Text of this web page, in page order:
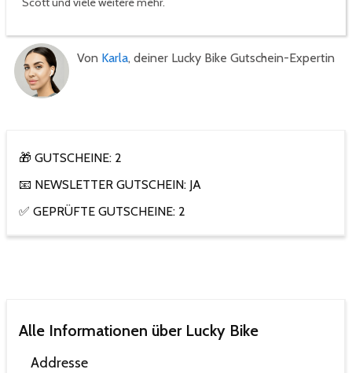
Von Karla, deiner Lucky Bike Gutschein-Expertin
🎁 GUTSCHEINE: 2
📧 NEWSLETTER GUTSCHEIN: JA
✅ GEPRÜFTE GUTSCHEINE: 2
Alle Informationen über Lucky Bike
Addresse